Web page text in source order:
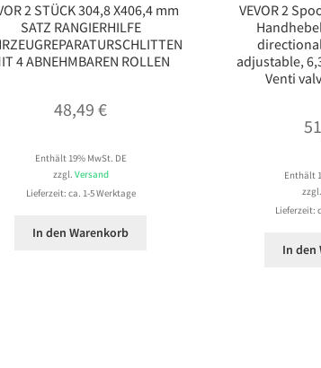
2 STÜCK 304,8 X406,4 mm
SATZ RANGIERHILFE
4 ABNEHMBAREN ROLLEN
48,49€
Enthält 19% MwSt. DE
zzgl. Versand
Lieferzeit: ca. 1-5 Werktage
In den Warenkorb
VEVOR 2
adjustable,
Venti
Enthält
Lieferzeit:
In den